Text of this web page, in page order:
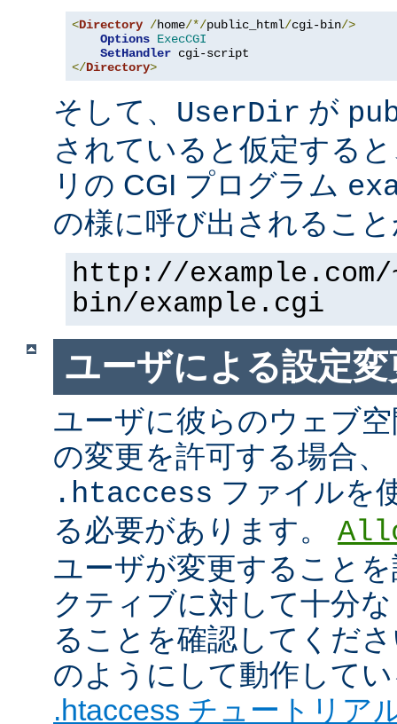
<Directory /home/*/public_html/cgi-bin/>
Options ExecCGI
SetHandler
</Directory>
そして、 UserDir が
されていると仮定する
リの CGI プログラム
の様に呼び出されるこ
http://
bin/example.cgi
ユーザによる設定
ユーザに彼らのウェブ
の変更を許可する場合
.htaccess ファイルを
る必要があります。
ユーザが変更すること
クティブに対して十分
ることを確認してくだ
のようにして動作して
.htaccess チュートリア